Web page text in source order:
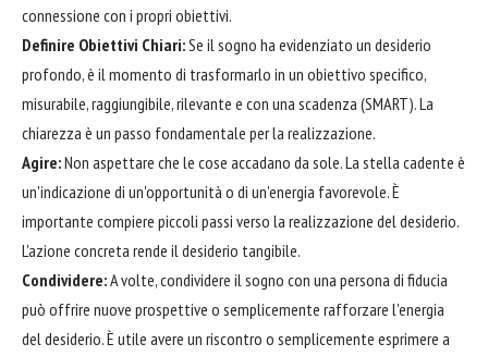
connessione con i propri obiettivi.
Definire Obiettivi Chiari:Se il sogno ha evidenziato un desiderio
profondo, è il momento di trasformarlo in un obiettivo specifico,
misurabile, raggiungibile, rilevante e con una scadenza (SMART). La
chiarezza è un passo fondamentale per la realizzazione.
Agire:Non aspettare che le cose accadano da sole. La stella cadente è
un'indicazione di un'opportunità o di un'energia favorevole. È
importante compiere piccoli passi verso la realizzazione del desiderio.
L'azione concreta rende il desiderio tangibile.
Condividere:A volte, condividere il sogno con una persona di fiducia
può offrire nuove prospettive o semplicemente rafforzare l'energia
del desiderio. È utile avere un riscontro o semplicemente esprimere a